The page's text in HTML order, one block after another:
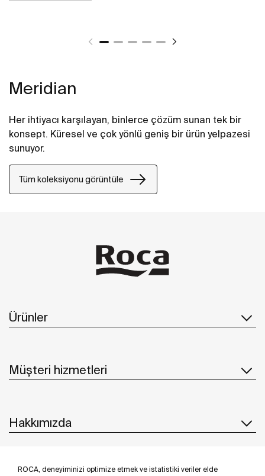
ROCA, deneyiminizi optimize etmek ve istatistiki veriler elde
Meridian
Her ihtiyacı karşılayan, binlerce çözüm sunan tek bir
konsept. Küresel ve çok yönlü geniş bir ürün yelpazesi
sunuyor.
Tüm koleksiyonu görüntüle
Ürünler
Müşteri hizmetleri
Hakkımızda